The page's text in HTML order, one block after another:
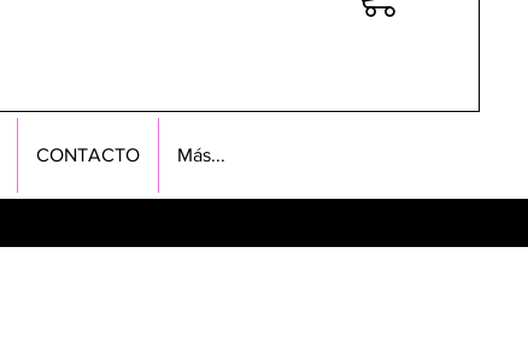
CONTACTO Más...